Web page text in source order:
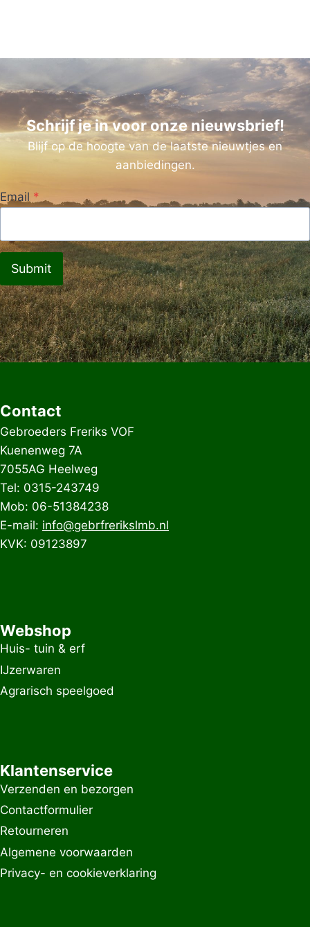
Schrijf je in voor onze nieuwsbrief!
Blijf op de hoogte van de laatste nieuwtjes en
aanbiedingen.
Email *
Submit
Contact
Gebroeders Freriks VOF
Kuenenweg 7A
7055AG Heelweg
Tel: 0315-243749
Mob: 06-51384238
E-mail: info@gebrfrerikslmb.nl
KVK: 09123897
Webshop
Huis- tuin & erf
IJzerwaren
Agrarisch speelgoed
Klantenservice
Verzenden en bezorgen
Contactformulier
Retourneren
Algemene voorwaarden
Privacy- en cookieverklaring